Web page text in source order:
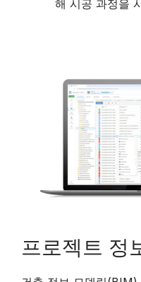
해 시공 과정을
프로젝트 정